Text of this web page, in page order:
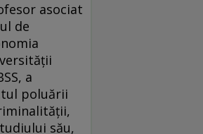
asociat
de
a
poluării
său,